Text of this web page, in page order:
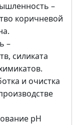
–
коричневой
–
силиката
и очистка
pH